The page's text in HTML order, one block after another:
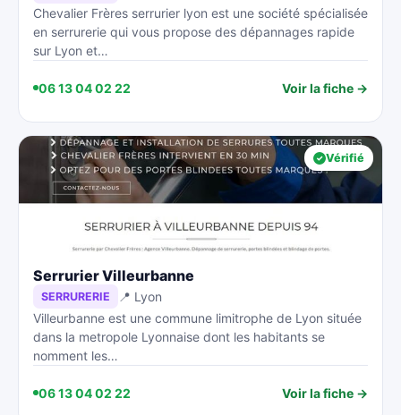
Chevalier Frères serrurier lyon est une société spécialisée
en serrurerie qui vous propose des dépannages rapide
sur Lyon et…
06 13 04 02 22 Voir la fiche →
Vérifié
Serrurier Villeurbanne
SERRURERIE
📍 Lyon
Villeurbanne est une commune limitrophe de Lyon située
dans la metropole Lyonnaise dont les habitants se
nomment les…
06 13 04 02 22 Voir la fiche →